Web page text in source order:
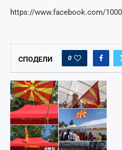
https://www.facebook.com/
СПОДЕЛИ 0